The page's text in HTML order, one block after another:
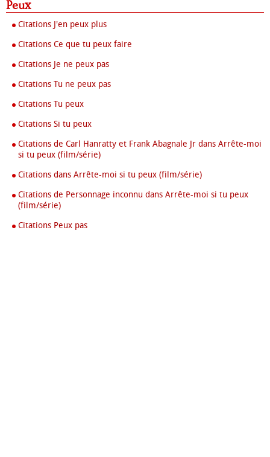
Peux
Citations J'en peux plus
Citations Ce que tu peux faire
Citations Je ne peux pas
Citations Tu ne peux pas
Citations Tu peux
Citations Si tu peux
Citations de Carl Hanratty et Frank Abagnale Jr dans Arrête-moi
si tu peux (film/série)
Citations dans Arrête-moi si tu peux (film/série)
Citations de Personnage inconnu dans Arrête-moi si tu peux
(film/série)
Citations Peux pas